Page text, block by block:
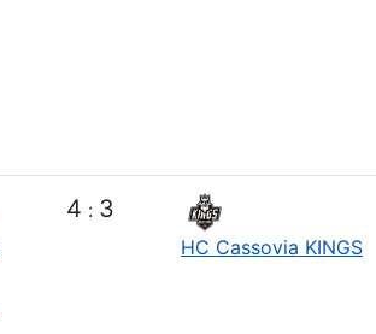
4 : 3
HC Cassovia KINGS